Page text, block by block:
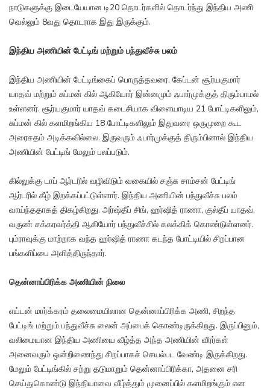
நாடுகளுக்கு இடையேயான டி20 தொடர்களில் தொடர்ந்து இந்திய அணி
வெல்லும் 8வது தொடராக இது இருக்கும்.
இந்திய அணியின் பேட்டிங் மற்றும் பந்துவீச்சு பலம்
இந்திய அணியின் பேட்டிங்கைப் பொருத்தவரை, கேப்டன் சூர்யகுமார்
யாதவ் மற்றும் சுப்மன் கில் ஆகியோர் இன்னமும் ஃபார்முக்குத் திரும்பாமல்
உள்ளனர். சூர்யகுமார் யாதவ் கடைசியாக விளையாடிய 21 போட்டிகளிலும்,
சுப்மன் கில் களமிறங்கிய 18 போட்டிகளிலும் இதுவரை ஒருமுறை கூட
அரைசதம் அடிக்கவில்லை. இருவரும் ஃபார்முக்குத் திரும்பினால் இந்திய
அணியின் பேட்டிங் மேலும் பலப்படும்.
கில்லுக்கு டாப் ஆர்டரில் வழிவிடும் வகையில் சஞ்சு சாம்சன் பேட்டிங்
ஆர்டரில் கீழ் இறக்கப்பட்டுள்ளார். இந்திய அணியின் பந்துவீச்சு பலம்
வாய்ந்ததாகத் திகழ்கிறது. அர்ஷ்தீப் சிங், ஹர்ஷித் ராணா, குல்தீப் யாதவ்,
வருண் சக்கரவர்த்தி ஆகியோர் பந்துவீச்சில் கலக்கிக் கொண்டுள்ளனர்.
பும்ராவுக்கு மாற்றாக வந்த ஹர்ஷித் ராணா கடந்த போட்டியில் சிறப்பான
பங்களிப்பை அளித்திருந்தார்.
தென்னாப்பிரிக்க அணியின் நிலை
எய்டன் மார்க்கரம் தலைமையிலான தென்னாப்பிரிக்க அணி, சிறந்த
பேட்டிங் மற்றும் பந்துவீச்சு லைன் அப்பைக் கொண்டிருக்கிறது. இருப்பினும்,
வலிமையான இந்திய அணியை வீழ்த்த அந்த அணியின் வீரர்கள்
அனைவரும் ஒன்றிணைந்து சிறப்பாகச் செயல்பட வேண்டி இருக்கிறது.
மேலும் பேட்டிங்கில் சற்று தடுமாறும் தென்னாப்பிரிக்கா, அதனை சரி
செய்துகொண்டு இந்தியாவை வீழ்த்தும் முனைப்பில் களமிறங்கும் என